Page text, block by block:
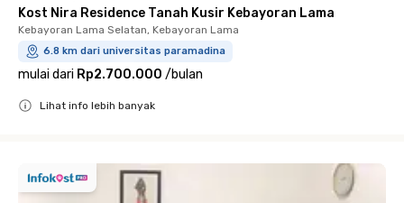
Kost Nira Residence Tanah Kusir Kebayoran Lama
Kebayoran Lama Selatan, Kebayoran Lama
6.8 km dari universitas paramadina
mulai dari Rp2.700.000 /bulan
Lihat info lebih banyak